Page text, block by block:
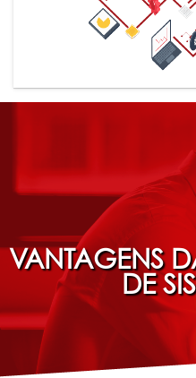
VANTAGENS
DE